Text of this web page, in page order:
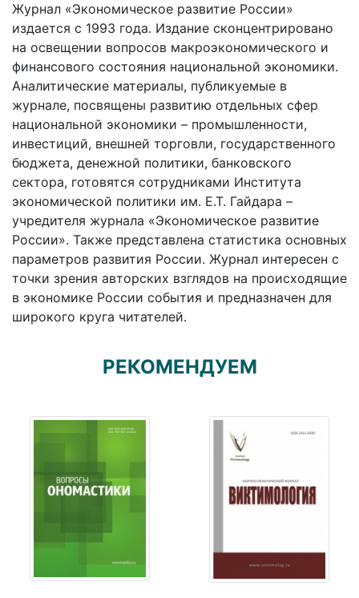
Журнал «Экономическое развитие России»
издается с 1993 года. Издание сконцентрировано
на освещении вопросов макроэкономического и
финансового состояния национальной экономики.
Аналитические материалы, публикуемые в
журнале, посвящены развитию отдельных сфер
национальной экономики – промышленности,
инвестиций, внешней торговли, государственного
бюджета, денежной политики, банковского
сектора, готовятся сотрудниками Института
экономической политики им. Е.Т. Гайдара –
учредителя журнала «Экономическое развитие
России». Также представлена статистика основных
параметров развития России. Журнал интересен с
точки зрения авторских взглядов на происходящие
в экономике России события и предназначен для
широкого круга читателей.
РЕКОМЕНДУЕМ